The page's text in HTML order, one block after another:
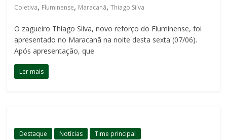
Coletiva, Fluminense, Maracanã,Thiago Silva
O zagueiro Thiago Silva, novo reforço do Fluminense, foi
apresentado no Maracanã na noite desta sexta (07/06).
Após apresentação, que
Ler mais
Destaque Notícias Time principal